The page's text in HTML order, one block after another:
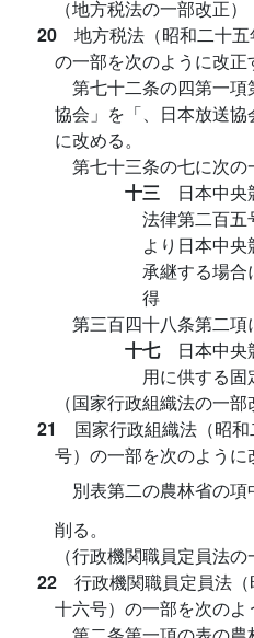
（地方税法の一部改正）
20 地方税法（昭和二十五
の一部を次のように改正
第七十二条の四第一
協会」を「、日本放送協
に改める。
第七十三条の七に次の
十三 日本中
法律第二百五
より日本中
承継する場合
得
第三百四十八条第二項
十七 日本中
用に供する固
（国家行政組織法の一部
21 国家行政組織法（昭
号）の一部を次のように
別表第二の農林省の項
削る。
（行政機関職員定員法の
22 行政機関職員定員法
十六号）の一部を次のよ